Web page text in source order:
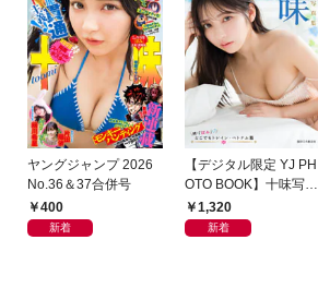
ヤングジャンプ 2026
No.36＆37合併号
400
新着
【デジタル限定 YJ PH
OTO BOOK】十味写真
集「続・『ぽみ』！？
どこでもトレイン・ベ
1,320
新着